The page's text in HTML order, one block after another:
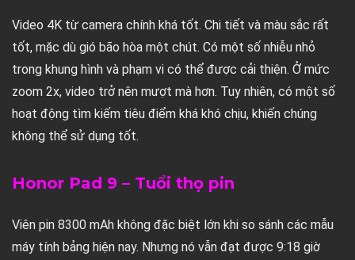
Video 4K từ camera chính khá tốt. Chi tiết và màu sắc rất
tốt, mặc dù gió bão hòa một chút. Có một số nhiễu nhỏ
trong khung hình và phạm vi có thể được cải thiện. Ở mức
zoom 2x, video trở nên mượt mà hơn. Tuy nhiên, có một số
hoạt động tìm kiếm tiêu điểm khá khó chịu, khiến chúng
không thể sử dụng tốt.
Honor Pad 9 – Tuổi thọ pin
Viên pin 8300 mAh không đặc biệt lớn khi so sánh các mẫu
máy tính bảng hiện nay. Nhưng nó vẫn đạt được 9:18 giờ